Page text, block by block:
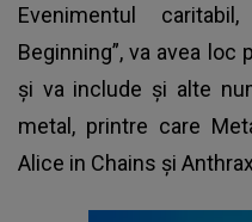
Evenimentul
Beginning”, va avea loc
și va include și alte
metal, printre care
Alice in Chains și